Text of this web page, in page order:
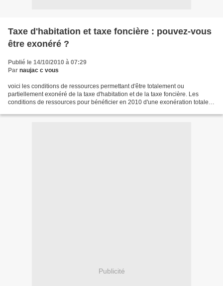
Taxe d'habitation et taxe foncière : pouvez-vous
être exonéré ?
Publié le 14/10/2010 à 07:29
Par naujac c vous
voici les conditions de ressources permettant d'être totalement ou
partiellement exonéré de la taxe d'habitation et de la taxe foncière. Les
conditions de ressources pour bénéficier en 2010 d'une exonération totale
Publicité